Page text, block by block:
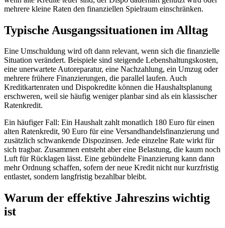
mehrere kleine Raten den finanziellen Spielraum einschränken.
Typische Ausgangssituationen im Alltag
Eine Umschuldung wird oft dann relevant, wenn sich die finanzielle
Situation verändert. Beispiele sind steigende Lebenshaltungskosten,
eine unerwartete Autoreparatur, eine Nachzahlung, ein Umzug oder
mehrere frühere Finanzierungen, die parallel laufen. Auch
Kreditkartenraten und Dispokredite können die Haushaltsplanung
erschweren, weil sie häufig weniger planbar sind als ein klassischer
Ratenkredit.
Ein häufiger Fall: Ein Haushalt zahlt monatlich 180 Euro für einen
alten Ratenkredit, 90 Euro für eine Versandhandelsfinanzierung und
zusätzlich schwankende Dispozinsen. Jede einzelne Rate wirkt für
sich tragbar. Zusammen entsteht aber eine Belastung, die kaum noch
Luft für Rücklagen lässt. Eine gebündelte Finanzierung kann dann
mehr Ordnung schaffen, sofern der neue Kredit nicht nur kurzfristig
entlastet, sondern langfristig bezahlbar bleibt.
Warum der effektive Jahreszins wichtig
ist